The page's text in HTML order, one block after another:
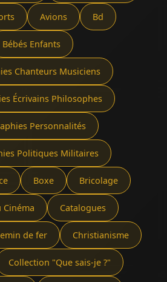
Avions Bd
Bébés Enfants
Chanteurs Musiciens
Écrivains Philosophes
Personnalités
Politiques Militaires
Boxe Bricolage
Cinéma Catalogues
de fer Christianisme
Collection "Que sais-je ?"